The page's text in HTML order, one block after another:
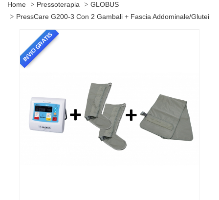
Home Pressoterapia
GLOBUS
PressCare G200-3 Con 2 Gambali + Fascia Addominale/glutei
INVIO GRATIS